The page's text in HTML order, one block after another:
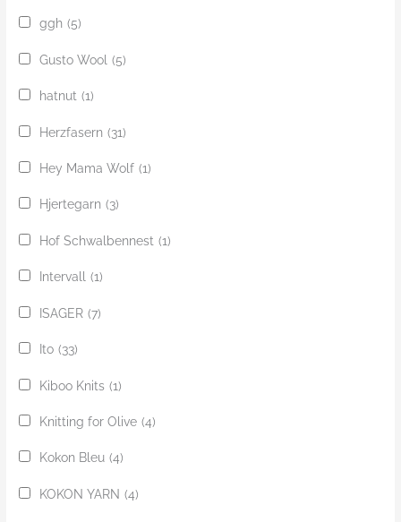
ggh (5)
Gusto Wool (5)
hatnut (1)
Herzfasern (31)
Hey Mama Wolf (1)
Hjertegarn (3)
Hof Schwalbennest (1)
Intervall (1)
ISAGER (7)
Ito (33)
Kiboo Knits (1)
Knitting for Olive (4)
Kokon Bleu (4)
KOKON YARN (4)